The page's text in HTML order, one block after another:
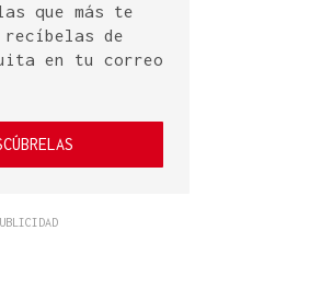
que más te
de
en tu correo